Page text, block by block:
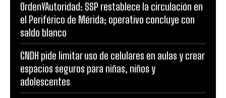
OrdenYAutoridad: SSP restablece la circulación en
el Periférico de Mérida; operativo concluye con
saldo blanco
CNDH pide limitar uso de celulares en aulas y crear
espacios seguros para niñas, niños y
adolescentes